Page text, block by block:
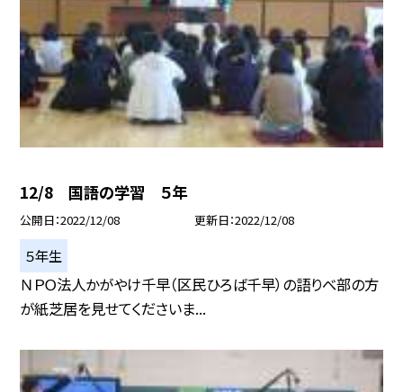
12/8 国語の学習 ５年
公開日 2022/12/08 更新日 2022/12/08
５年生
ＮＰＯ法人かがやけ千早（区民ひろば千早）の語りべ部の方
が紙芝居を見せてくださいま...